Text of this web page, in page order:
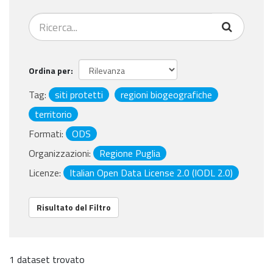
Ordina per
Tag: siti protetti
regioni biogeografiche
territorio
Formati:
ODS
Organizzazioni:
Regione Puglia
Licenze:
Italian Open Data License 2.0 (IODL 2.0)
Risultato del Filtro
1 dataset trovato